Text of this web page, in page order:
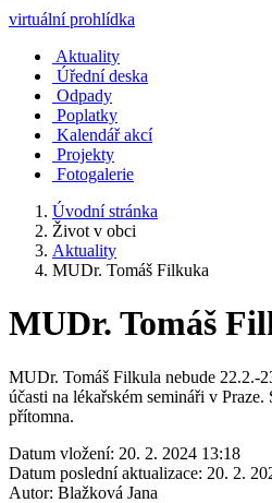
virtuální prohlídka
Aktuality
Úřední deska
Odpady
Poplatky
Kalendář akcí
Projekty
Fotogalerie
Úvodní stránka
Život v obci
Aktuality
MUDr. Tomáš Filkuka
MUDr. Tomáš
MUDr. Tomáš Filkula nebude 22.2.-
účasti na lékařském semináři v Praze.
přítomna.
Datum vložení: 20. 2. 2024 13:18
Datum poslední aktualizace: 20. 2.
Autor: Blažková Jana